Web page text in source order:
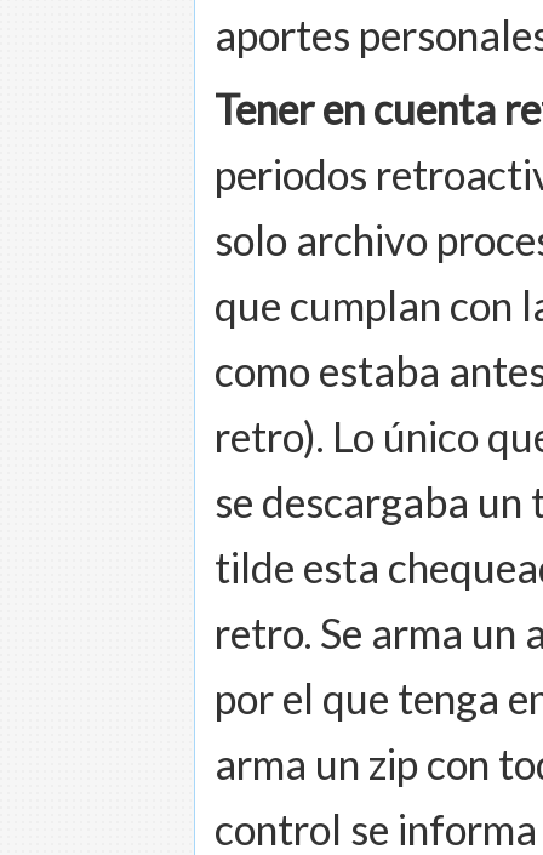
aportes
Tener en cuenta
periodos
solo archivo
que cumplan con
como estaba
retro). Lo único
se descargaba un
tilde esta
retro. Se arma un
por el que tenga
arma un zip con
control se